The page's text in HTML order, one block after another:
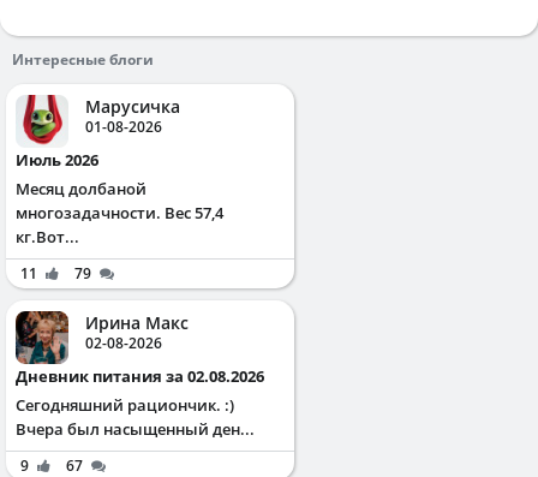
Интересные блоги
Марусичка
01-08-2026
Июль 2026
Месяц долбаной
многозадачности. Вес 57,4
кг.Вот...
11 79
Ирина Макс
02-08-2026
Дневник питания за 02.08.2026
Сегодняшний рациончик. :)
Вчера был насыщенный ден...
9 67